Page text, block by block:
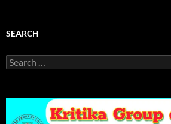
SEARCH
Search
for: